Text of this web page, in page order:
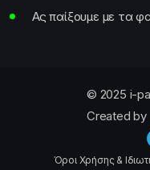
Ας παίξουμε με τα
© 2025 i-
Created by
Όροι Χρήσης &